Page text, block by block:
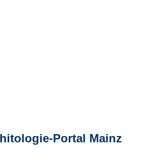
Portal Mainz